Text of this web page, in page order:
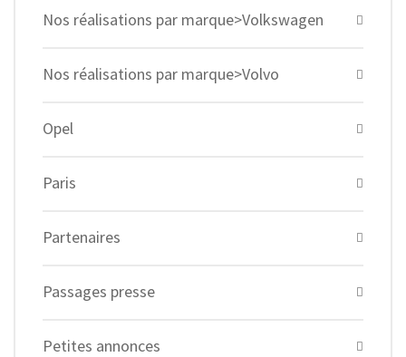
Nos réalisations par marque>Volkswagen
Nos réalisations par marque>Volvo
Opel
Paris
Partenaires
Passages presse
Petites annonces